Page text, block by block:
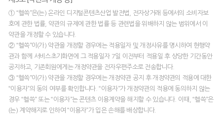
① “헬쓱”은(는) 온라인 디지털콘텐츠산업 발전법, 전자상거래 등에서의 소비자보
호에 관한 법률, 약관의 규제에 관한 법률 등 관련법을 위배하지 않는 범위에서 이
약관을 개정할 수 있습니다.
② “헬쓱”이(가) 약관을 개정할 경우에는 적용일자 및 개정사유를 명시하여 현행약
관과 함께 서비스초기화면에 그 적용일자 7일 이전부터 적용일 후 상당한 기간동안
공지하고, 기존회원에게는 개정약관을 전자우편주소로 전송합니다.
③ “헬쓱”이(가) 약관을 개정할 경우에는 개정약관 공지 후 개정약관의 적용에 대한
“이용자”의 동의 여부를 확인합니다. “이용자”가 개정약관의 적용에 동의하지 않는
경우 “헬쓱” 또는 “이용자”는 콘텐츠 이용계약을 해지할 수 있습니다. 이때, “헬쓱”은
(는) 계약해지로 인하여 “이용자”가 입은 손해를 배상합니다.